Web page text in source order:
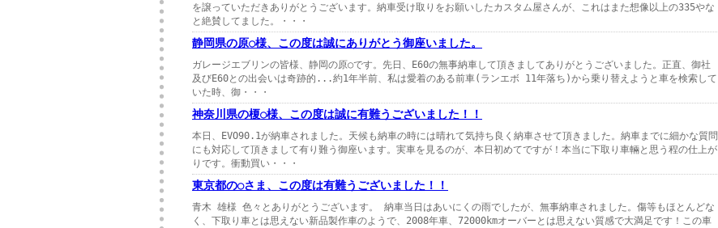
を譲っていただきありがとうございます。納車受け取りをお願いしたカスタム屋さんが、これはまた想像以上の335やな
と絶賛してました。・・・
静岡県の原○様、この度は誠にありがとう御座いました。
ガレージエブリンの皆様、静岡の原○です。先日、E60の無事納車して頂きましてありがとうございました。正直、御社
及びE60との出会いは奇跡的...約1年半前、私は愛着のある前車(ランエボ 11年落ち)から乗り替えようと車を検索して
いた時、御・・・
神奈川県の榎○様、この度は誠に有難うございました！！
本日、EVO90.1が納車されました。天候も納車の時には晴れて気持ち良く納車させて頂きました。納車までに細かな質問
にも対応して頂きまして有り難う御座います。実車を見るのが、本日初めてですが！本当に下取り車輛と思う程の仕上が
りです。衝動買い・・・
東京都の○さま、この度は有難うございました！！
青木 雄様 色々とありがとうございます。 納車当日はあいにくの雨でしたが、無事納車されました。傷等もほとんどな
く、下取り車とは思えない新品製作車のようで、2008年車、72000kmオーバーとは思えない質感で大満足です！この車